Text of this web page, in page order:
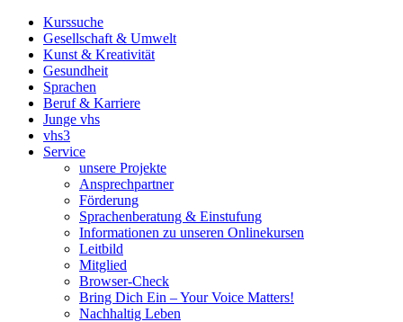
Kurssuche
Gesellschaft & Umwelt
Kunst & Kreativität
Gesundheit
Sprachen
Beruf & Karriere
Junge vhs
vhs3
Service
unsere Projekte
Ansprechpartner
Förderung
Sprachenberatung & Einstufung
Informationen zu unseren Onlinekursen
Leitbild
Mitglied
Browser-Check
Bring Dich Ein – Your Voice Matters!
Nachhaltig Leben